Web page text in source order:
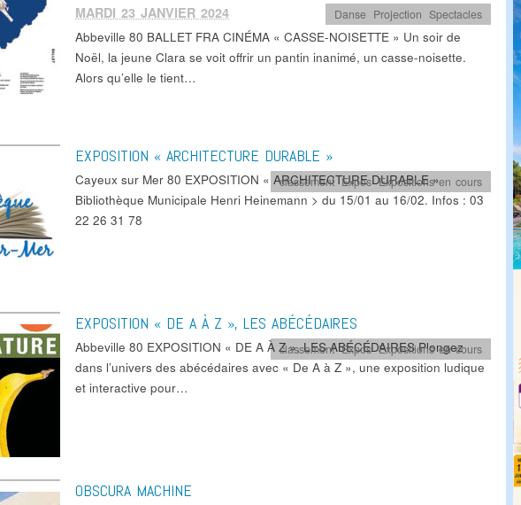
MARDI 23 JANVIER 2024 Danse Projection ,Spectacles
Abbeville 80 BALLET FRA CINÉMA « CASSE-NOISETTE » Un soir de
Noël, la jeune Clara se voit offrir un pantin inanimé, un casse-noisette.
Alors qu’elle le tient…
EXPOSITION « ARCHITECTURE DURABLE »
classement,Expos,Expositions en cours
Cayeux sur Mer 80 EXPOSITION « ARCHITECTURE DURABLE »
Bibliothèque Municipale Henri Heinemann > du 15/01 au 16/02. Infos : 03
22 26 31 78
EXPOSITION « DE A À Z », LES ABÉCÉDAIRES
classement,Expos,Expositions en cours
Abbeville 80 EXPOSITION « DE A À Z », LES ABÉCÉDAIRES Plongez
dans l’univers des abécédaires avec « De A à Z », une exposition ludique
et interactive pour…
OBSCURA MACHINE